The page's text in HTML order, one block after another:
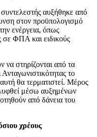
αυξήθηκε από
στον προϋπολογισμό
ενέργεια, όπως
σε ΦΠΑ και ειδικούς
να στηρίζονται από τα
το
θα τερματιστεί. Μέρος
μέσω αυξημένων
από δάνεια του
χρέους